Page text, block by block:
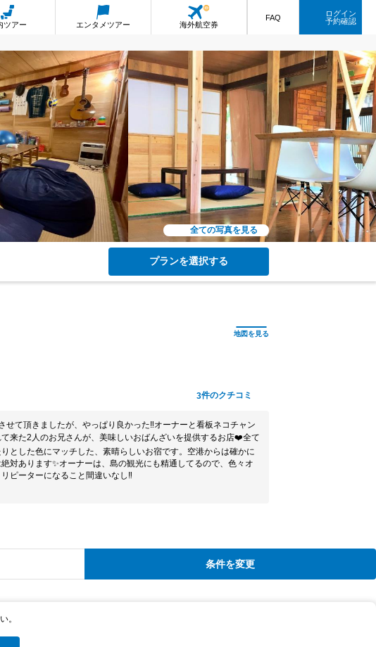
ツアー エンタメツアー 海外航空券
FAQ
ログイン
予約確認
全ての写真を見る
プランを選択する
3件のクチコミ
せて頂きましたが、やっぱり良かった‼️オーナーと看板ネコチャン
来た2人のお兄さんが、美味しいおばんざいを提供するお店❤️全て
とした色にマッチした、素晴らしいお宿です。空港からは確かに
対あります✨オーナーは、島の観光にも精通してるので、色々オ
ピーターになること間違いなし‼️
条件を変更
。